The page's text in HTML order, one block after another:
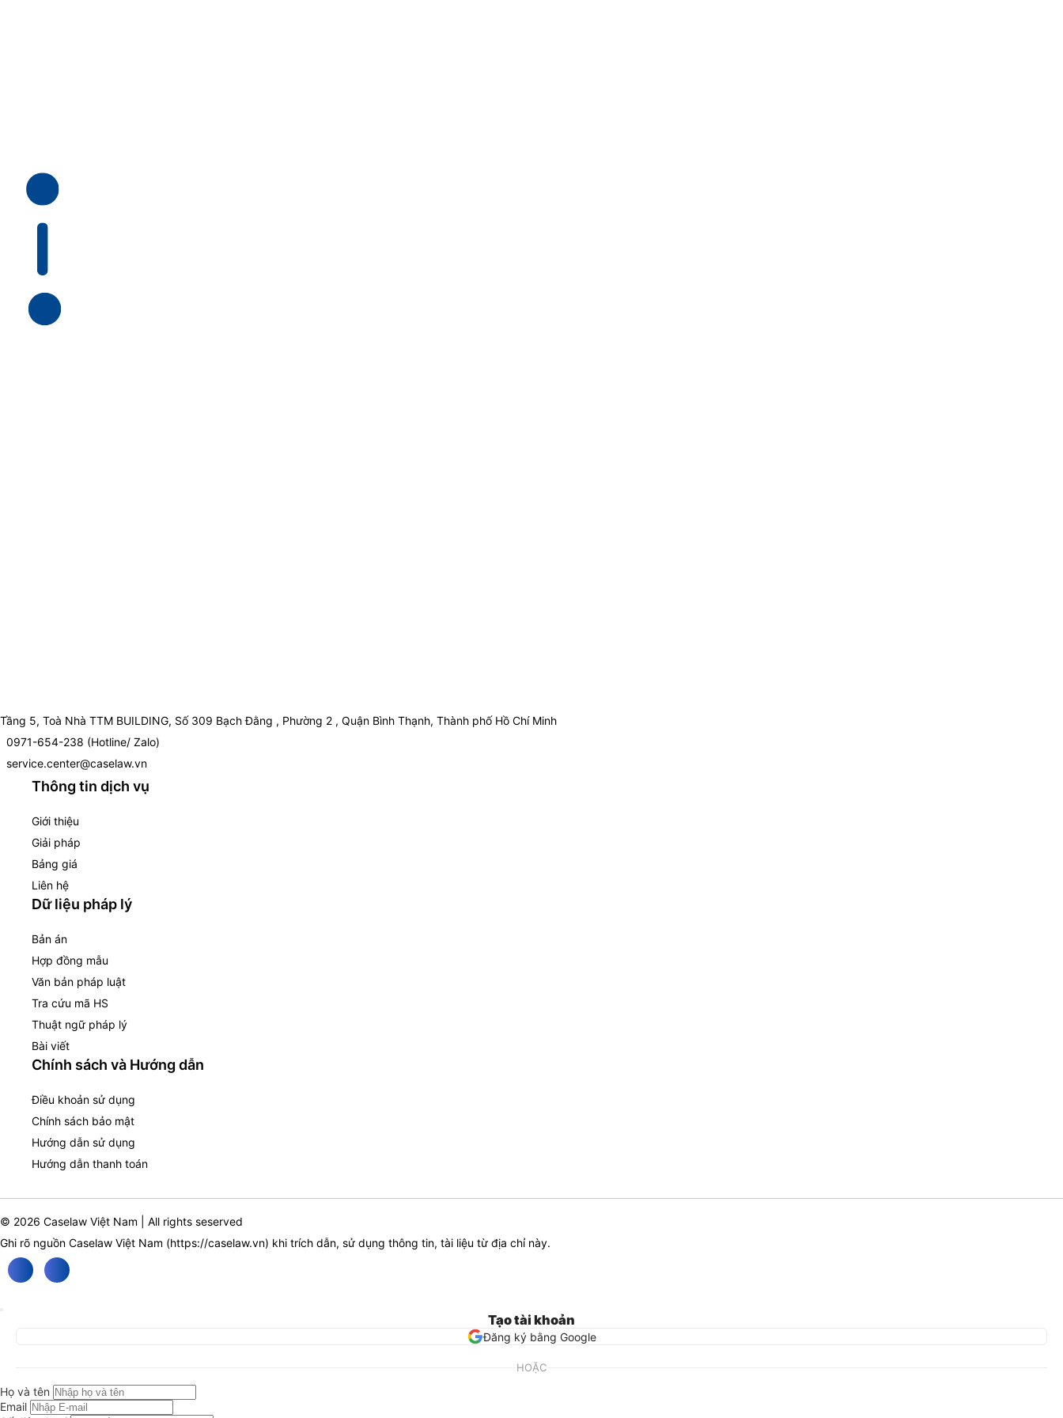
Tầng 5, Toà Nhà TTM BUILDING, Số 309 Bạch Đằng , Phường 2 , Quận Bình Thạnh, Thành phố Hồ Chí Minh
0971-654-238 (Hotline/ Zalo)
service.center@caselaw.vn
Thông tin dịch vụ
Giới thiệu
Giải pháp
Bảng giá
Liên hệ
Dữ liệu pháp lý
Bản án
Hợp đồng mẫu
Văn bản pháp luật
Tra cứu mã HS
Thuật ngữ pháp lý
Bài viết
Chính sách và Hướng dẫn
Điều khoản sử dụng
Chính sách bảo mật
Hướng dẫn sử dụng
Hướng dẫn thanh toán
© 2026 Caselaw Việt Nam | All rights seserved
Ghi rõ nguồn Caselaw Việt Nam (https://caselaw.vn) khi trích dẫn, sử dụng thông tin, tài liệu từ địa chỉ này.
Tạo tài khoản
Đăng ký bằng Google
HOẶC
Họ và tên
Email